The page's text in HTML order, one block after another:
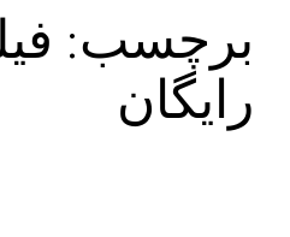
برچسب:
رایگان